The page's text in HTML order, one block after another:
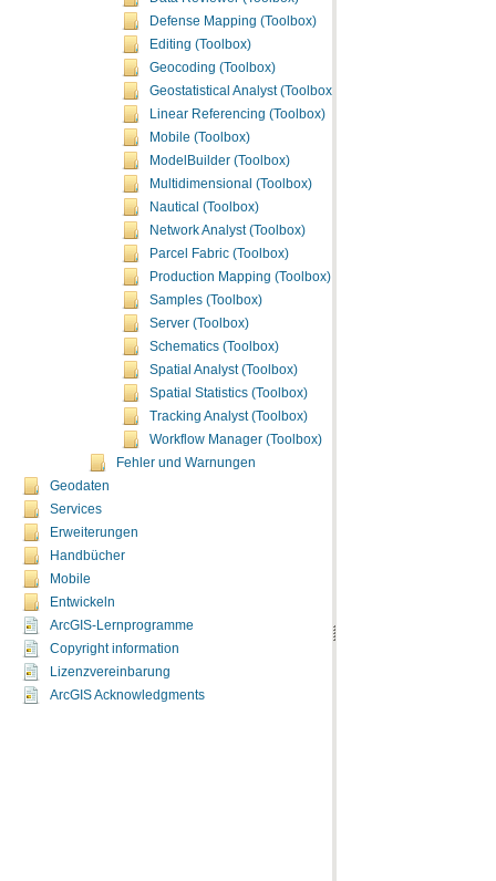
Defense Mapping (Toolbox)
Editing (Toolbox)
Geocoding (Toolbox)
Geostatistical Analyst (Toolbox)
Linear Referencing (Toolbox)
Mobile (Toolbox)
ModelBuilder (Toolbox)
Multidimensional (Toolbox)
Nautical (Toolbox)
Network Analyst (Toolbox)
Parcel Fabric (Toolbox)
Production Mapping (Toolbox)
Samples (Toolbox)
Server (Toolbox)
Schematics (Toolbox)
Spatial Analyst (Toolbox)
Spatial Statistics (Toolbox)
Tracking Analyst (Toolbox)
Workflow Manager (Toolbox)
Fehler und Warnungen
Geodaten
Services
Erweiterungen
Handbücher
Mobile
Entwickeln
ArcGIS-Lernprogramme
Copyright information
Lizenzvereinbarung
ArcGIS Acknowledgments